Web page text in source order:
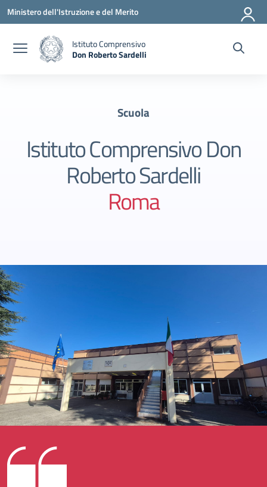
Vai ai contenuti
Vai al menu di navigazione
Vai al footer
Ministero dell'Istruzione e del Merito
Istituto Comprensivo
Don Roberto Sardelli
Scuola
Istituto Comprensivo Don
Roberto Sardelli
Roma